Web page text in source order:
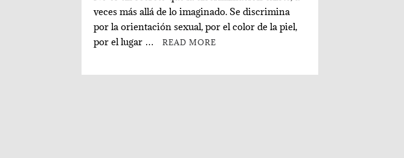
veces más allá de lo imaginado. Se discrimina
por la orientación sexual, por el color de la piel,
por el lugar …
READ MORE